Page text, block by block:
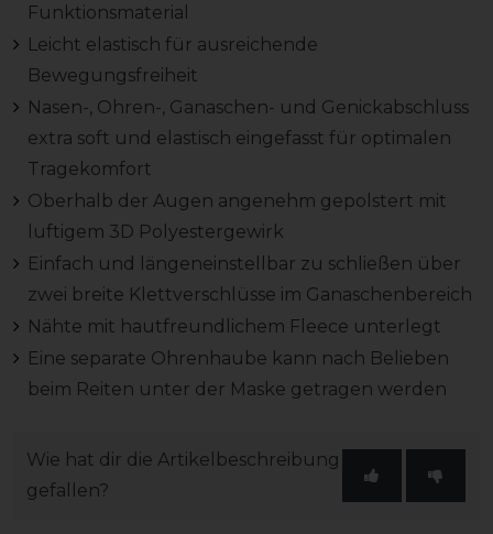
Funktionsmaterial
Leicht elastisch für ausreichende
Bewegungsfreiheit
Nasen-, Ohren-, Ganaschen- und Genickabschluss
extra soft und elastisch eingefasst für optimalen
Tragekomfort
Oberhalb der Augen angenehm gepolstert mit
luftigem 3D Polyestergewirk
Einfach und längeneinstellbar zu schließen über
zwei breite Klettverschlüsse im Ganaschenbereich
Nähte mit hautfreundlichem Fleece unterlegt
Eine separate Ohrenhaube kann nach Belieben
beim Reiten unter der Maske getragen werden
Wie hat dir die Artikelbeschreibung
gefallen?